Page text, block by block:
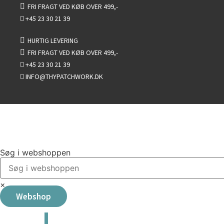
Videre FRI FRAGT VED KØB OVER 499,-
+45 23 30 21 39
HURTIG LEVERING
FRI FRAGT VED KØB OVER 499,-
+45 23 30 21 39
INFO@THYPATCHWORK.DK
Søg i webshoppen
×
Webshop